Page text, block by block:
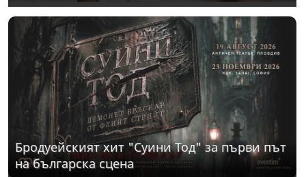
Бродуейският хит "Суини Тод" за първи път
на българска сцена